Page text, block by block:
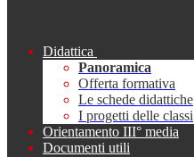
Didattica
Panoramica
Offerta formativa
Le schede didattiche
I progetti delle classi
Orientamento III° media
Documenti utili